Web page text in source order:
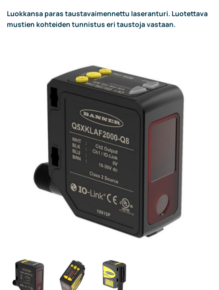
Luokkansa paras taustavaimennettu laseranturi. Luotettava
mustien kohteiden tunnistus eri taustoja vastaan.